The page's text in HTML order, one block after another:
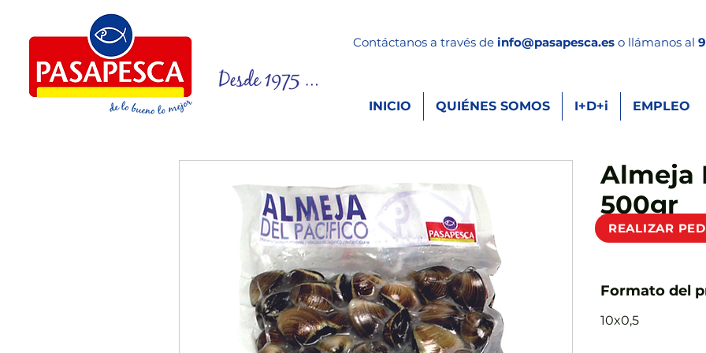
Contáctanos a través de info@pasapesca.es o llámanos al
INICIO QUIÉNES SOMOS I+D+i EMPLEO
Almeja
500gr
SKU: 3287
Formato del
10x0,5
REALIZAR